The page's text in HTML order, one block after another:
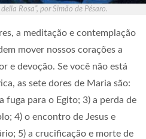
Rosa”, por Simão de Pésaro.
a meditação e contemplação
mover nossos corações a
e devoção. Se você não está
as sete dores de Maria são:
fuga para o Egito; 3) a perda de
4) o encontro de Jesus e
5) a crucificação e morte de